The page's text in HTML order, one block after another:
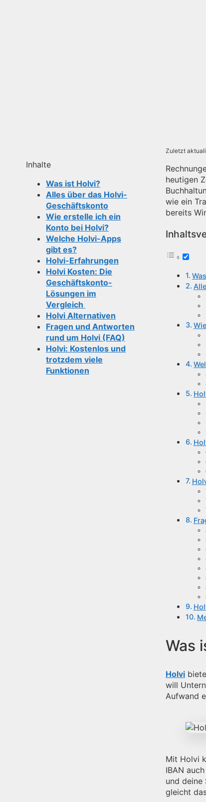
Inhalte
Was ist Holvi?
Alles über das Holvi-
Geschäftskonto
Wie erstelle ich ein
Konto bei Holvi?
Welche Holvi-Apps
gibt es?
Holvi-Erfahrungen
Holvi Kosten: Die
Geschäftskonto-
Lösungen im
Vergleich
Holvi Alternativen
Fragen und Antworten
rund um Holvi (FAQ)
Holvi: Kostenlos und
trotzdem viele
Funktionen
Zuletzt
heutigen
wie ein
bereits
Was
Holvi
will
Aufwand
Mit Holvi
IBAN
und deine
gleicht